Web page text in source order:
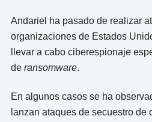
Andariel ha pasado de realizar
organizaciones de Estados
llevar a cabo ciberespionaje
de ransomware.
En algunos casos se ha
lanzan ataques de secuestro de